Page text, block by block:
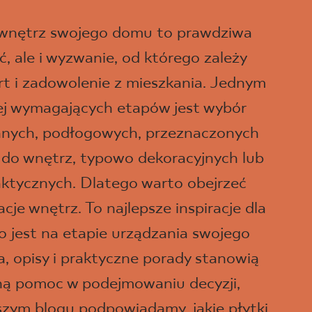
swojego domu to prawdziwa
ale i wyzwanie, od którego zależy
i zadowolenie z mieszkania. Jednym
wymagających etapów jest wybór
podłogowych, przeznaczonych
wnętrz, typowo dekoracyjnych lub
Dlatego warto obejrzeć
wnętrz. To najlepsze inspiracje dla
jest na etapie urządzania swojego
opisy i praktyczne porady stanowią
pomoc w podejmowaniu decyzji,